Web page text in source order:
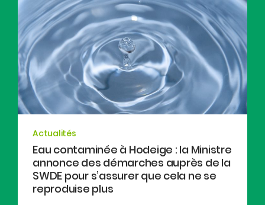
Actualités
Eau contaminée à Hodeige : la Ministre
annonce des démarches auprès de la
SWDE pour s’assurer que cela ne se
reproduise plus